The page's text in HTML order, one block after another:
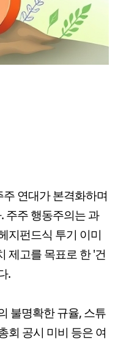
연대가 본격화하며
주주 행동주의는 과
지펀드식 투기 이미
제고를 목표로 한 '건
.
불명확한 규율, 스튜
회 공시 미비 등은 여